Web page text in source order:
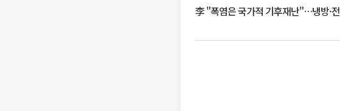
李 "폭염은 국가적 기후재난"…냉방·